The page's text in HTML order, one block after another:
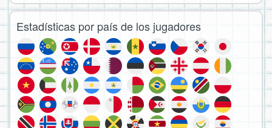
Estadísticas por país de los jugadores